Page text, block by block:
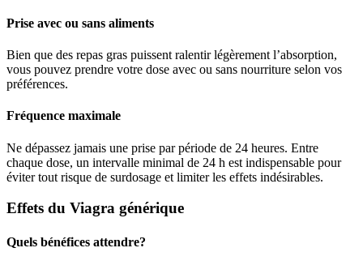
Prise avec ou sans aliments
Bien que des repas gras puissent ralentir légèrement l’absorption,
vous pouvez prendre votre dose avec ou sans nourriture selon vos
préférences.
Fréquence maximale
Ne dépassez jamais une prise par période de 24 heures. Entre
chaque dose, un intervalle minimal de 24 h est indispensable pour
éviter tout risque de surdosage et limiter les effets indésirables.
Effets du Viagra générique
Quels bénéfices attendre?